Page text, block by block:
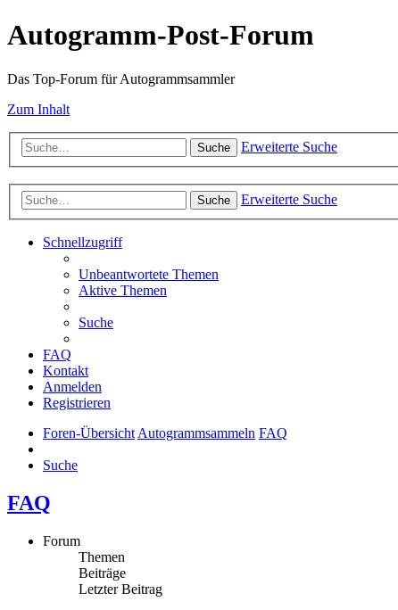
Autogramm-Post-Forum
Das Top-Forum für Autogrammsammler
Zum Inhalt
Suche Erweiterte Suche
Suche Erweiterte Suche
Schnellzugriff
Unbeantwortete Themen
Aktive Themen
Suche
FAQ
Kontakt
Anmelden
Registrieren
Foren-Übersicht Autogrammsammeln FAQ
Suche
FAQ
Forum
Themen
Beiträge
Letzter Beitrag